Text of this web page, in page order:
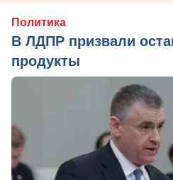
Политика
В ЛДПР призвали
продукты